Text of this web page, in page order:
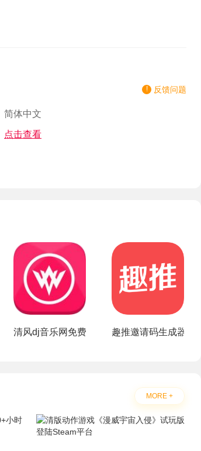
反馈问题
简体中文
点击查看
清风dj音乐网免费下载安装趣推邀请码生成器下载
MORE +